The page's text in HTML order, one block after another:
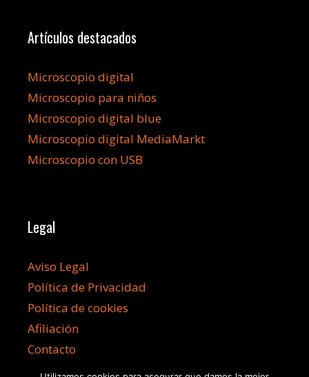
Artículos destacados
Microscopio digital
Microscopio para niños
Microscopio digital blue
Microscopio digital MediaMarkt
Microscopio con USB
Legal
Aviso Legal
Política de Privacidad
Política de cookies
Afiliación
Contacto